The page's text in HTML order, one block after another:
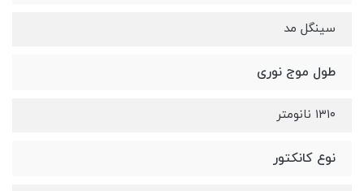
سینگل مد
طول موج نوری
۱۳۱۰ نانومتر
نوع کانکتور